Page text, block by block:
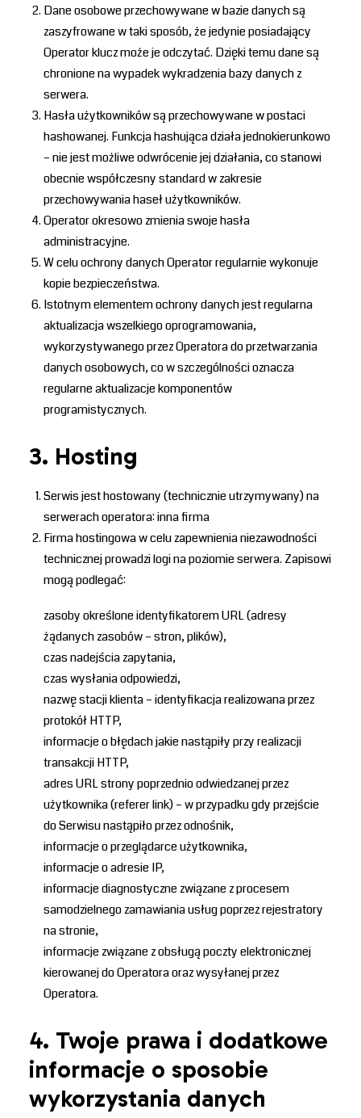
Dane osobowe przechowywane w bazie danych są
zaszyfrowane w taki sposób, że jedynie posiadający
Operator klucz może je odczytać. Dzięki temu dane są
chronione na wypadek wykradzenia bazy danych z
serwera.
Hasła użytkowników są przechowywane w postaci
hashowanej. Funkcja hashująca działa jednokierunkowo
– nie jest możliwe odwrócenie jej działania, co stanowi
obecnie współczesny standard w zakresie
przechowywania haseł użytkowników.
Operator okresowo zmienia swoje hasła
administracyjne.
W celu ochrony danych Operator regularnie wykonuje
kopie bezpieczeństwa.
Istotnym elementem ochrony danych jest regularna
aktualizacja wszelkiego oprogramowania,
wykorzystywanego przez Operatora do przetwarzania
danych osobowych, co w szczególności oznacza
regularne aktualizacje komponentów
programistycznych.
3. Hosting
Serwis jest hostowany (technicznie utrzymywany) na
serwerach operatora: inna firma
Firma hostingowa w celu zapewnienia niezawodności
technicznej prowadzi logi na poziomie serwera. Zapisowi
mogą podlegać:
zasoby określone identyfikatorem URL (adresy
żądanych zasobów – stron, plików),
czas nadejścia zapytania,
czas wysłania odpowiedzi,
nazwę stacji klienta – identyfikacja realizowana przez
protokół HTTP,
informacje o błędach jakie nastąpiły przy realizacji
transakcji HTTP,
adres URL strony poprzednio odwiedzanej przez
użytkownika (referer link) – w przypadku gdy przejście
do Serwisu nastąpiło przez odnośnik,
informacje o przeglądarce użytkownika,
informacje o adresie IP,
informacje diagnostyczne związane z procesem
samodzielnego zamawiania usług poprzez rejestratory
na stronie,
informacje związane z obsługą poczty elektronicznej
kierowanej do Operatora oraz wysyłanej przez
Operatora.
4. Twoje prawa i dodatkowe
informacje o sposobie
wykorzystania danych